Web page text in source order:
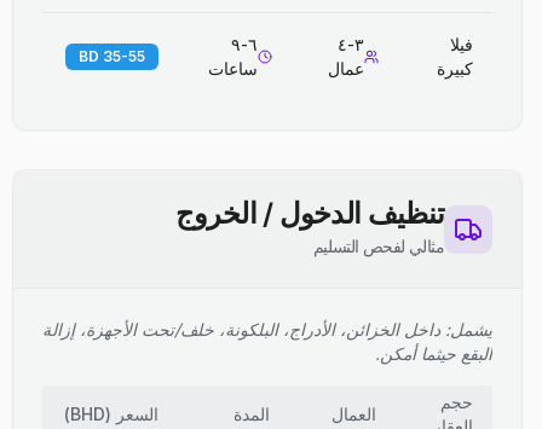
فيلا
كبيرة
٣-٤
عمال
٦-٩
ساعات
35-55 BD
تنظيف الدخول / الخروج
مثالي لفحص التسليم
يشمل: داخل الخزائن، الأدراج، البلكونة، خلف/تحت الأجهزة، إزالة
البقع حيثما أمكن.
حجم
العمال المدة السعر (
BHD
)